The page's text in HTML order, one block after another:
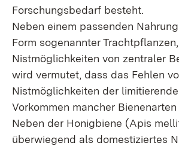
Forschungsbedarf besteht.
Neben einem passenden
Form sogenannter
Nistmöglichkeiten von zentraler
wird vermutet, dass das Fehlen
Nistmöglichkeiten der
Vorkommen mancher Bienenarten
Neben der Honigbiene (Apis
überwiegend als domestiziertes